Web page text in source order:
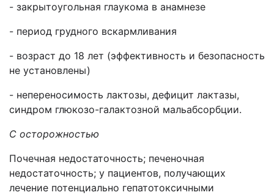
- закрытоугольная глаукома в анамнезе
- период грудного вскармливания
- возраст до 18 лет (эффективность и безопасность
не установлены)
- непереносимость лактозы, дефицит лактазы,
синдром глюкозо-галактозной мальабсорбции.
С осторожностью
Почечная недостаточность; печеночная
недостаточность; у пациентов, получающих
лечение потенциально гепатотоксичными